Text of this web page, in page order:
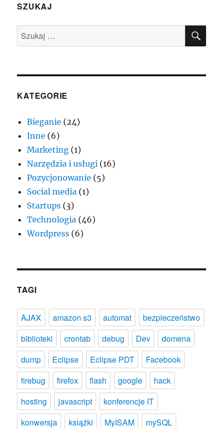
SZUKAJ
Szukaj:
KATEGORIE
Bieganie (24)
Inne (6)
Marketing (1)
Narzędzia i usługi (16)
Pozycjonowanie (5)
Social media (1)
Startups (3)
Technologia (46)
Wordpress (6)
TAGI
AJAX amazon s3 automat
bezpieczeństwo
biblioteki
crontab debug Dev
domena
dump
Eclipse Eclipse PDT
Facebook
firebug
firefox flash google
hack
hosting
javascript
konferencje IT
konwersja
książki MyISAM
mySQL